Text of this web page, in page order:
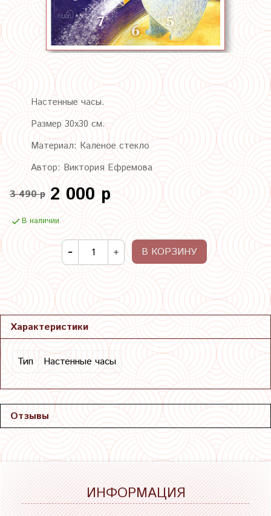
Настенные часы.
Размер 30х30 см.
Материал: Каленое стекло
Автор: Виктория Ефремова
3 490 р 2 000 р
В наличии
В КОРЗИНУ
Характеристики
Тип Настенные часы
Отзывы
ИНФОРМАЦИЯ